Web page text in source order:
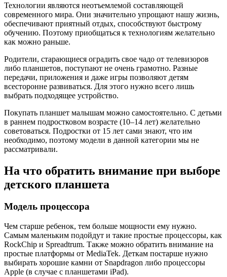
Технологии являются неотъемлемой составляющей
современного мира. Они значительно упрощают нашу жизнь,
обеспечивают приятный отдых, способствуют быстрому
обучению. Поэтому приобщаться к технологиям желательно
как можно раньше.
Родители, старающиеся оградить свое чадо от телевизоров
либо планшетов, поступают не очень грамотно. Разные
передачи, приложения и даже игры позволяют детям
всесторонне развиваться. Для этого нужно всего лишь
выбрать подходящее устройство.
Покупать планшет малышам можно самостоятельно. С детьми
в раннем подростковом возрасте (10–14 лет) желательно
советоваться. Подростки от 15 лет сами знают, что им
необходимо, поэтому модели в данной категории мы не
рассматривали.
На что обратить внимание при выборе
детского планшета
Модель процессора
Чем старше ребенок, тем больше мощности ему нужно.
Самым маленьким подойдут и такие простые процессоры, как
RockChip и Spreadtrum. Также можно обратить внимание на
простые платформы от MediaTek. Деткам постарше нужно
выбирать хорошие камни от Snapdragon либо процессоры
Apple (в случае с планшетами iPad).